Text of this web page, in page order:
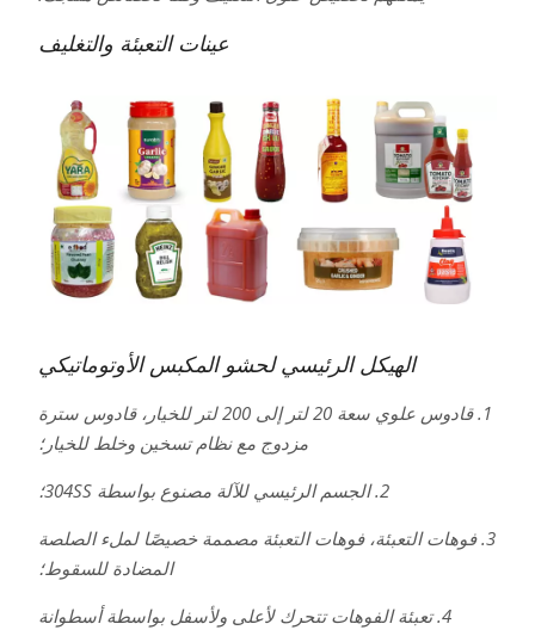
عينات التعبئة والتغليف
الهيكل الرئيسي لحشو المكبس الأوتوماتيكي
1. قادوس علوي سعة 20 لتر إلى 200 لتر للخيار، قادوس سترة
مزدوج مع نظام تسخين وخلط للخيار؛
2. الجسم الرئيسي للآلة مصنوع بواسطة 304SS؛
3. فوهات التعبئة، فوهات التعبئة مصممة خصيصًا لملء الصلصة
المضادة للسقوط؛
4. تعبئة الفوهات تتحرك لأعلى ولأسفل بواسطة أسطوانة